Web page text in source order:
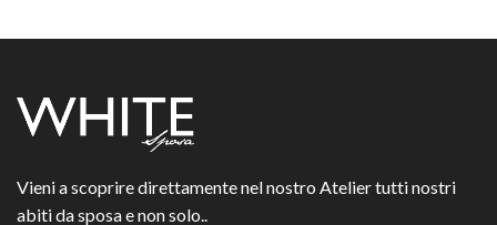
Vieni a scoprire direttamente nel nostro Atelier tutti nostri
abiti da sposa e non solo..